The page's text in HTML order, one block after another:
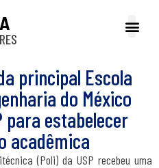
principal Escola
do México
para estabelecer
acadêmica
(Poli) da USP recebeu uma